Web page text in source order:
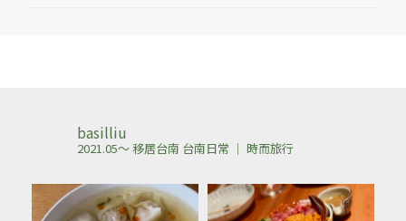
basilliu
2021.05～ 移居台南 台南日常 ｜ 時而旅行